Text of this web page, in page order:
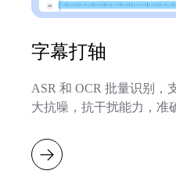
字幕打轴
ASR 和 OCR 批量识别，
大抗噪，抗干扰能力，准